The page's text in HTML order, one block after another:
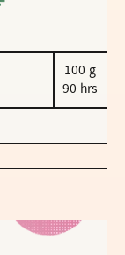
100 g
90 hrs